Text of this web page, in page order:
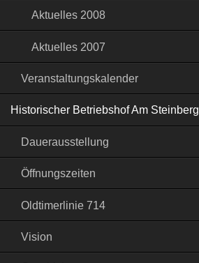
Aktuelles 2008
Aktuelles 2007
Veranstaltungskalender
Historischer Betriebshof Am Steinberg
Dauerausstellung
Öffnungszeiten
Oldtimerlinie 714
Vision